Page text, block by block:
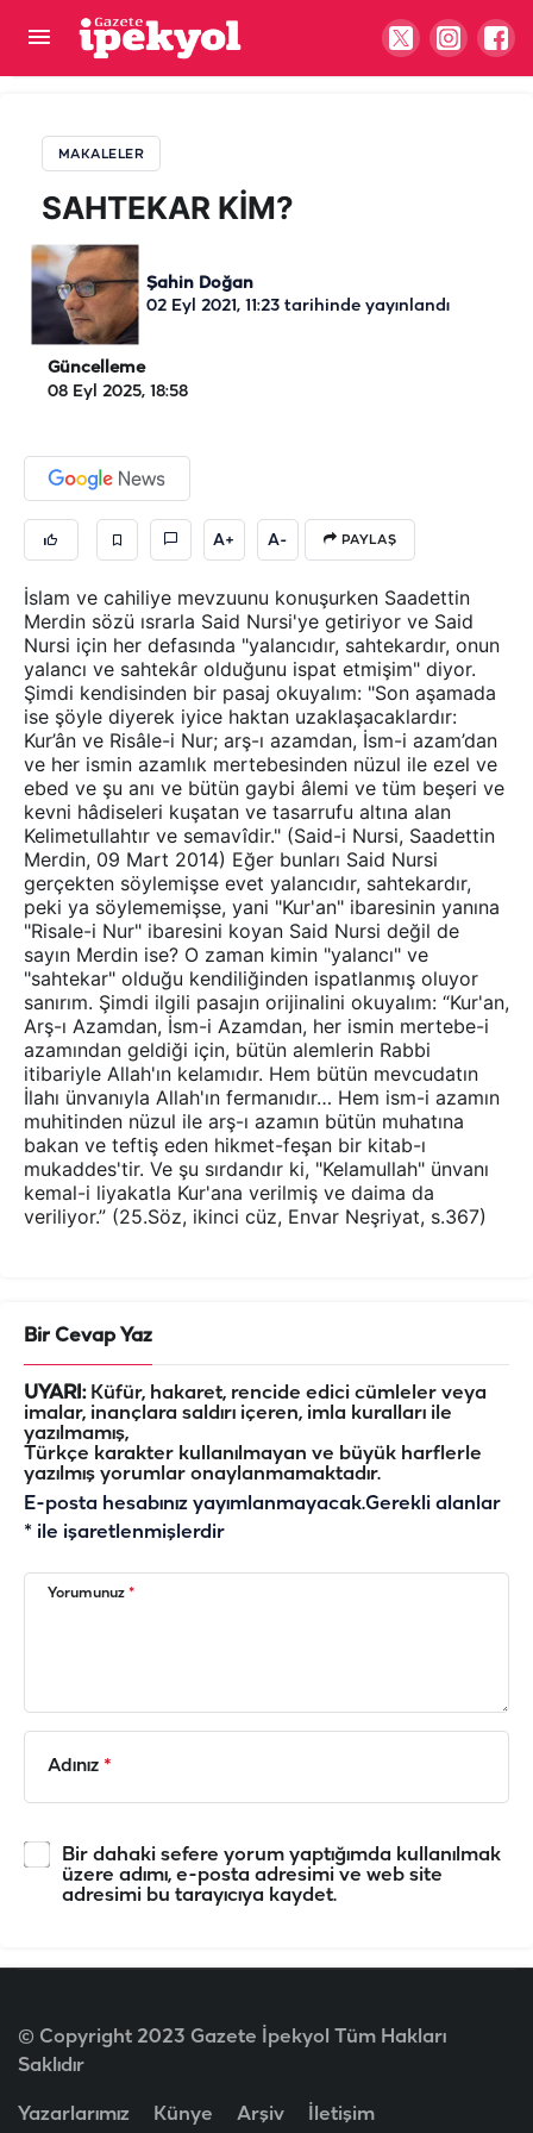
MAKALELER
SAHTEKAR KİM?
Şahin Doğan
02 Eyl 2021, 11:23 tarihinde yayınlandı
Güncelleme
08 Eyl 2025, 18:58
A+ A- PAYLAŞ
İslam ve cahiliye mevzuunu konuşurken Saadettin
Merdin sözü ısrarla Said Nursi'ye getiriyor ve Said
Nursi için her defasında "yalancıdır, sahtekardır, onun
yalancı ve sahtekâr olduğunu ispat etmişim" diyor.
Şimdi kendisinden bir pasaj okuyalım: "Son aşamada
ise şöyle diyerek iyice haktan uzaklaşacaklardır:
Kur’ân ve Risâle-i Nur; arş-ı azamdan, İsm-i azam’dan
ve her ismin azamlık mertebesinden nüzul ile ezel ve
ebed ve şu anı ve bütün gaybi âlemi ve tüm beşeri ve
kevni hâdiseleri kuşatan ve tasarrufu altına alan
Kelimetullahtır ve semavîdir." (Said-i Nursi, Saadettin
Merdin, 09 Mart 2014) Eğer bunları Said Nursi
gerçekten söylemişse evet yalancıdır, sahtekardır,
peki ya söylememişse, yani "Kur'an" ibaresinin yanına
"Risale-i Nur" ibaresini koyan Said Nursi değil de
sayın Merdin ise? O zaman kimin "yalancı" ve
"sahtekar" olduğu kendiliğinden ispatlanmış oluyor
sanırım. Şimdi ilgili pasajın orijinalini okuyalım: “Kur'an,
Arş-ı Azamdan, İsm-i Azamdan, her ismin mertebe-i
azamından geldiği için, bütün alemlerin Rabbi
itibariyle Allah'ın kelamıdır. Hem bütün mevcudatın
İlahı ünvanıyla Allah'ın fermanıdır… Hem ism-i azamın
muhitinden nüzul ile arş-ı azamın bütün muhatına
bakan ve teftiş eden hikmet-feşan bir kitab-ı
mukaddes'tir. Ve şu sırdandır ki, "Kelamullah" ünvanı
kemal-i liyakatla Kur'ana verilmiş ve daima da
veriliyor.” (25.Söz, ikinci cüz, Envar Neşriyat, s.367)
SAHTEKAR KİM?
Bir Cevap Yaz
UYARI:Küfür, hakaret, rencide edici cümleler veya
imalar, inançlara saldırı içeren, imla kuralları ile
yazılmamış,
Türkçe karakter kullanılmayan ve büyük harflerle
yazılmış yorumlar onaylanmamaktadır.
E-posta hesabınız yayımlanmayacak.Gerekli alanlar
* ile işaretlenmişlerdir
Yorumunuz *
Adınız *
Bir dahaki sefere yorum yaptığımda kullanılmak
üzere adımı, e-posta adresimi ve web site
adresimi bu tarayıcıya kaydet.
© Copyright 2023 Gazete İpekyol Tüm Hakları
Saklıdır
Yazarlarımız Künye Arşiv İletişim